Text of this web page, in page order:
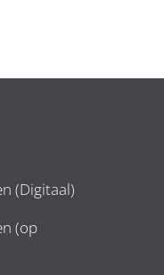
(Digitaal)
(op